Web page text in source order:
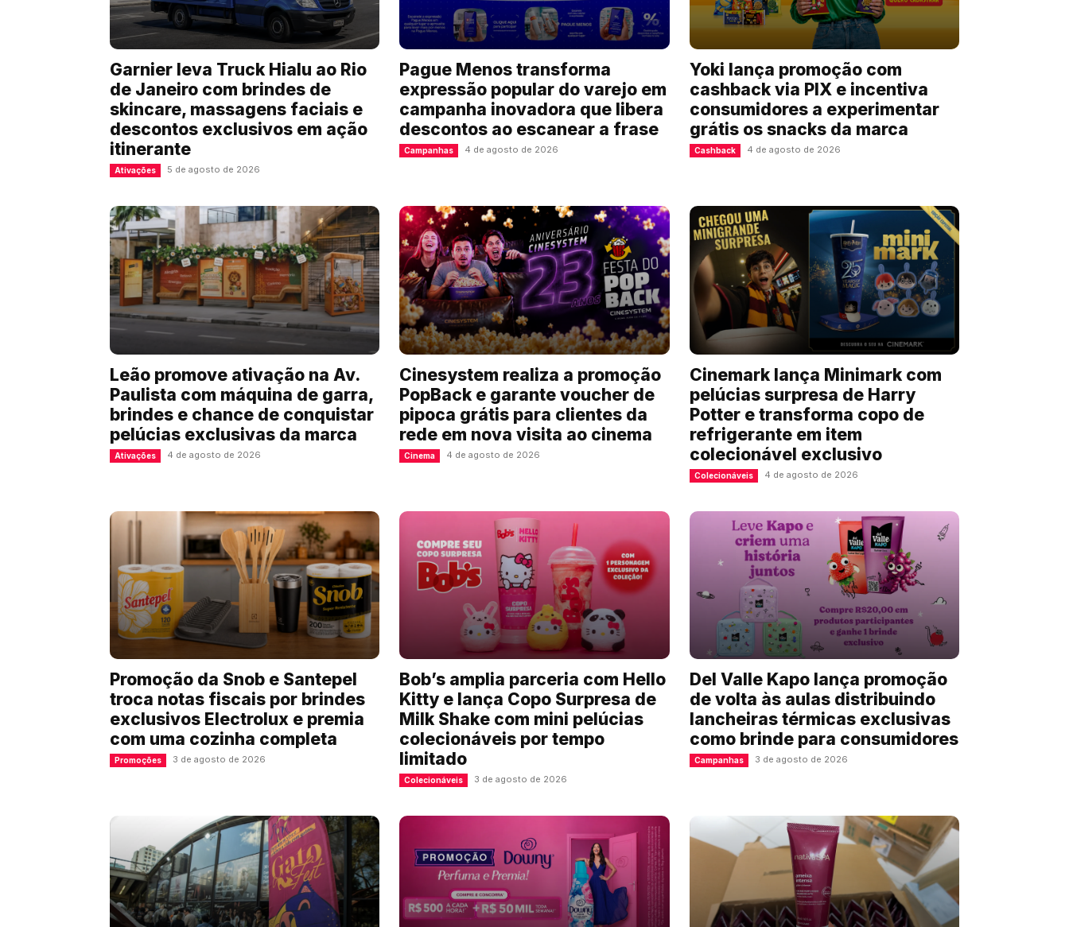
Garnier leva Truck Hialu ao Rio
de Janeiro com brindes de
skincare, massagens faciais e
descontos exclusivos em ação
itinerante
Ativações 5 de agosto de 2026
Pague Menos transforma
expressão popular do varejo em
campanha inovadora que libera
descontos ao escanear a frase
Campanhas 4 de agosto de 2026
Yoki lança promoção com
cashback via PIX e incentiva
consumidores a experimentar
grátis os snacks da marca
Cashback 4 de agosto de 2026
Leão promove ativação na Av.
Paulista com máquina de garra,
brindes e chance de conquistar
pelúcias exclusivas da marca
Ativações 4 de agosto de 2026
Cinesystem realiza a promoção
PopBack e garante voucher de
pipoca grátis para clientes da
rede em nova visita ao cinema
Cinema 4 de agosto de 2026
Cinemark lança Minimark com
pelúcias surpresa de Harry
Potter e transforma copo de
refrigerante em item
colecionável exclusivo
Colecionáveis 4 de agosto de 2026
Promoção da Snob e Santepel
troca notas fiscais por brindes
exclusivos Electrolux e premia
com uma cozinha completa
Promoções 3 de agosto de 2026
Bob’s amplia parceria com Hello
Kitty e lança Copo Surpresa de
Milk Shake com mini pelúcias
colecionáveis por tempo
limitado
Colecionáveis 3 de agosto de 2026
Del Valle Kapo lança promoção
de volta às aulas distribuindo
lancheiras térmicas exclusivas
como brinde para consumidores
Campanhas 3 de agosto de 2026